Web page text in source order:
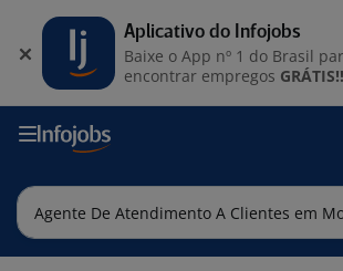
Aplicativo do Infojobs
Baixe o App nº 1 do Brasil
encontrar empregos GRÁTIS!!